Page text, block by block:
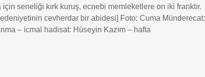
seneliği kırk kuruş, ecnebi memleketlere on iki franktır.
cevherdar bir abidesi] Foto: Cuma Münderecat:
– icmal hadisat: Hüseyin Kazım – hafta